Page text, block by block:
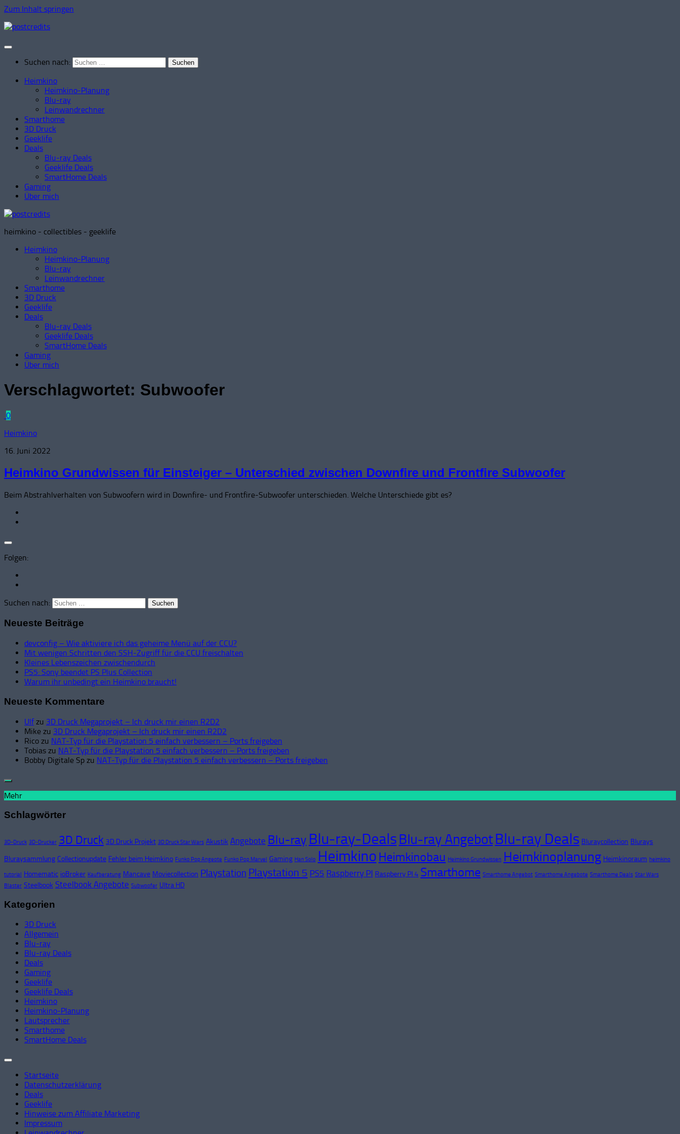
Zum Inhalt springen
Suchen nach:
Heimkino
Heimkino-Planung
Blu-ray
Leinwandrechner
Smarthome
3D Druck
Geeklife
Deals
Blu-ray Deals
Geeklife Deals
SmartHome Deals
Gaming
Über mich
heimkino - collectibles - geeklife
Heimkino
Heimkino-Planung
Blu-ray
Leinwandrechner
Smarthome
3D Druck
Geeklife
Deals
Blu-ray Deals
Geeklife Deals
SmartHome Deals
Gaming
Über mich
Verschlagwortet: Subwoofer
0
Heimkino
16. Juni 2022
Heimkino Grundwissen für Einsteiger – Unterschied zwischen Downfire und Frontfire Subwoofer
Beim Abstrahlverhalten von Subwoofern wird in Downfire- und Frontfire-Subwoofer unterschieden. Welche Unterschiede gibt es?
Folgen:
Suchen nach:
Neueste Beiträge
devconfig – Wie aktiviere ich das geheime Menü auf der CCU?
Mit wenigen Schritten den SSH-Zugriff für die CCU freischalten
Kleines Lebenszeichen zwischendurch
PS5: Sony beendet PS Plus Collection
Warum ihr unbedingt ein Heimkino braucht!
Neueste Kommentare
Ulfzu 3D Druck Megaprojekt – Ich druck mir einen R2D2
Mike zu 3D Druck Megaprojekt – Ich druck mir einen R2D2
Rico zu NAT-Typ für die Playstation 5 einfach verbessern – Ports freigeben
Tobias zu NAT-Typ für die Playstation 5 einfach verbessern – Ports freigeben
Bobby Digitale Sp zu NAT-Typ für die Playstation 5 einfach verbessern – Ports freigeben
Mehr
Schlagwörter
3D-Druck 3D-Drucker 3D Druck 3D Druck Projekt 3D Druck Star Wars Akustik Angebote Blu-ray Blu-ray-DealsBlu-ray AngebotBlu-ray Deals Bluraycollection Blurays
Bluraysammlung Collectionupdate Fehler beim Heimkino Funko Pop Angeote Funko Pop Marvel Gaming Han Solo Heimkino Heimkinobau Heimkino Grundwissen Heimkinoplanung Heimkinoraum heimkino
tutorial Homematic ioBroker Kaufberatung Mancave Moviecollection Playstation Playstation 5 PS5 Raspberry PI Raspberry PI 4 Smarthome Smarthome Angebot Smarthome Angebote Smarthome Deals Star Wars
Blaster Steelbook Steelbook Angebote Subwoofer Ultra HD
Kategorien
3D Druck
Allgemein
Blu-ray
Blu-ray Deals
Deals
Gaming
Geeklife
Geeklife Deals
Heimkino
Heimkino-Planung
Lautsprecher
Smarthome
SmartHome Deals
Startseite
Datenschutzerklärung
Deals
Geeklife
Hinweise zum Affiliate Marketing
Impressum